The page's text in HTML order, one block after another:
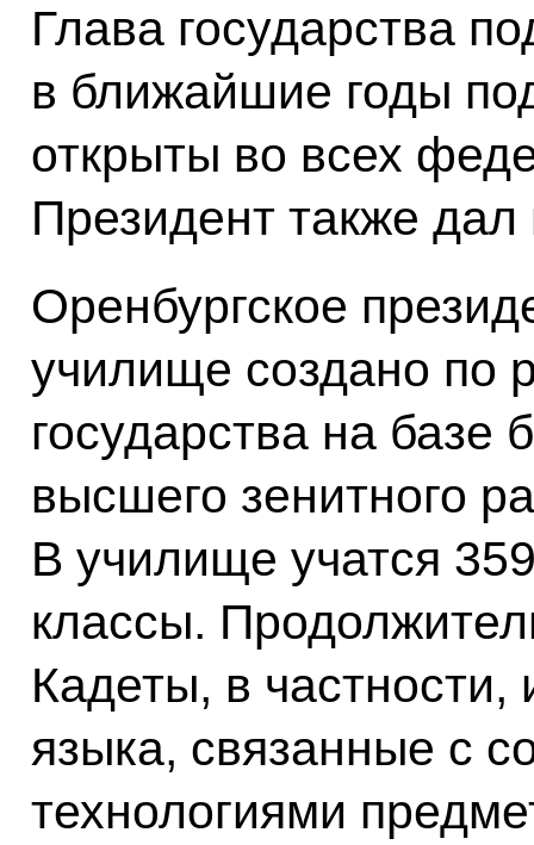
Глава государства
в ближайшие годы
открыты во всех
Президент также
Оренбургское
училище создано по
государства на базе
высшего зенитного
В училище учатся
классы.
Кадеты, в
языка, связанные с
технологиями